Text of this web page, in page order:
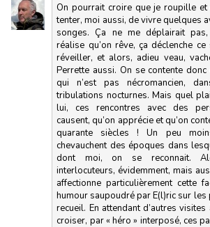
On pourrait croire que je roupille et
tenter, moi aussi, de vivre quelques
songes. Ça ne me déplairait
réalise qu’on rêve, ça déclenche
réveiller, et alors, adieu veau,
Perrette aussi. On se contente donc
qui n’est pas nécromancien,
tribulations nocturnes. Mais quel
lui, ces rencontres avec des
causent, qu’on apprécie et qu’on
quarante siècles ! Un peu
chevauchent des époques dans
dont moi, on se reconnait.
interlocuteurs, évidemment, mais
affectionne particulièrement cette
humour saupoudré par E(l)ric sur les
recueil. En attendant d’autres visites
croiser, par « héro » interposé, ces